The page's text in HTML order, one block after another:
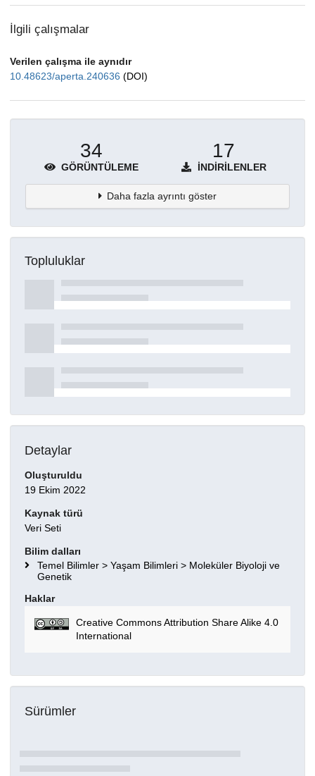
İlgili çalışmalar
Verilen çalışma ile aynıdır
10.48623/aperta.240636 (DOI)
34
GÖRÜNTÜLEME
17
İNDIRILENLER
Daha fazla ayrıntı göster
Topluluklar
Detaylar
Oluşturuldu
19 Ekim 2022
Kaynak türü
Veri Seti
Bilim dalları
Temel Bilimler > Yaşam Bilimleri > Moleküler Biyoloji ve
Genetik
Haklar
Creative Commons Attribution Share Alike 4.0
International
Sürümler